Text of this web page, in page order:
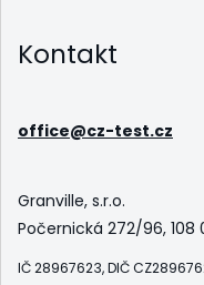
Kontakt
office@cz-test.cz
Granville, s.r.o.
Počernická 272/96, 108
IČ 28967623, DIČ